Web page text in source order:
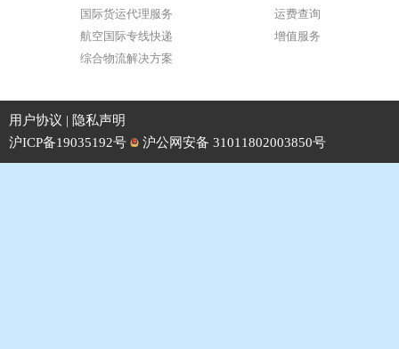
国际货运代理服务
航空国际专线快递
综合物流解决方案
运费查询
增值服务
用户协议 | 隐私声明
沪ICP备19035192号
沪公网安备 31011802003850号